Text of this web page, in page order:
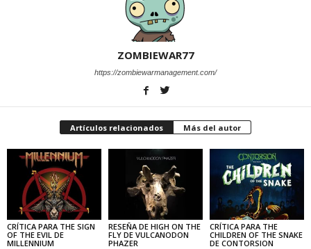
ZOMBIEWAR77
https://zombiewarmanagement.com/
Artículos relacionados Más del autor
CRÍTICA PARA THE SIGN
OF THE EVIL DE
MILLENNIUM
RESEÑA DE HIGH ON THE
FLY DE VULCANODON
PHAZER
CRÍTICA PARA THE
CHILDREN OF THE SNAKE
DE CONTORSION